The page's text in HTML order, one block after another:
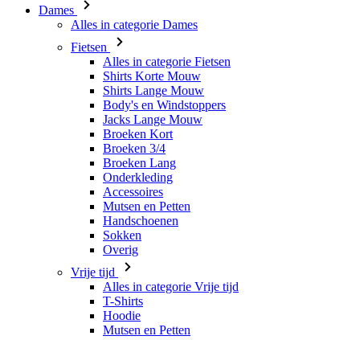
Shirts Lange Mouw
Body's en Windstoppers
Jacks Lange Mouw
Broeken Kort
Broeken 3/4
Broeken Lang
Onderkleding
Accessoires
Mutsen en Petten
Handschoenen
Sokken
Overig
Vrije tijd
Alles in categorie Vrije tijd
T-Shirts
Hoodie
Mutsen en Petten
Triathlon
Alles in categorie Triathlon
Singlet
Snelpakken